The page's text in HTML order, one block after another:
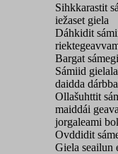
Sihkkarastit
iežaset giela
Dáhkidit
Bargat
Sámiid
daidda
Ollašuhttit
maiddái
jorgaleami
Ovddidit
Giela seailun